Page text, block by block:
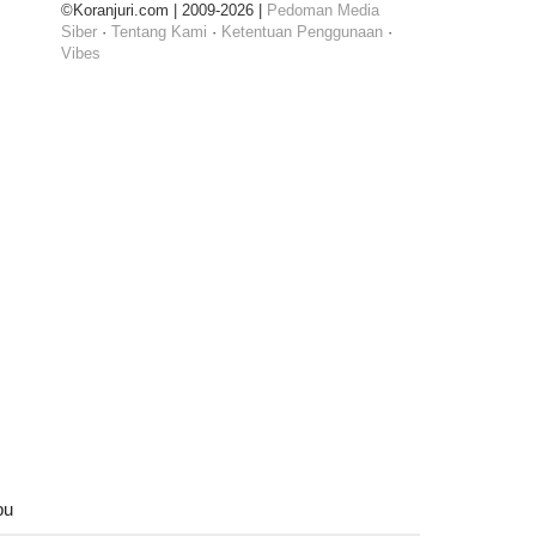
©Koranjuri.com | 2009-2026 | Pedoman Media
Siber ·Tentang Kami · Ketentuan Penggunaan ·
Vibes